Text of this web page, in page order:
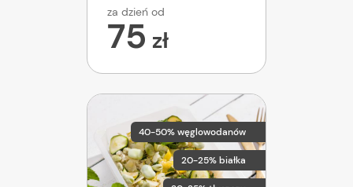
za dzień od
75 zł
40-50% węglowodanów
20-25% białka